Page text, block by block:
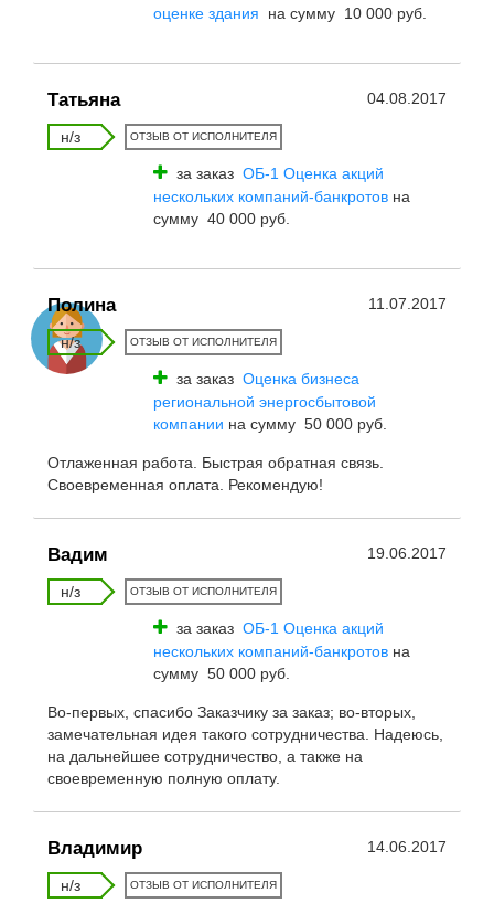
оценке здания
на сумму 10 000 руб.
Татьяна 04.08.2017
н/з ОТЗЫВ ОТ ИСПОЛНИТЕЛЯ
за заказ ОБ-1 Оценка акций
нескольких компаний-банкротов на
сумму 40 000 руб.
Полина 11.07.2017
н/з ОТЗЫВ ОТ ИСПОЛНИТЕЛЯ
за заказ Оценка бизнеса
региональной энергосбытовой
компании на сумму 50 000 руб.
Отлаженная работа. Быстрая обратная связь.
Своевременная оплата. Рекомендую!
Вадим 19.06.2017
н/з ОТЗЫВ ОТ ИСПОЛНИТЕЛЯ
за заказ ОБ-1 Оценка акций
нескольких компаний-банкротов на
сумму 50 000 руб.
Во-первых, спасибо Заказчику за заказ; во-вторых,
замечательная идея такого сотрудничества. Надеюсь,
на дальнейшее сотрудничество, а также на
своевременную полную оплату.
Владимир 14.06.2017
н/з ОТЗЫВ ОТ ИСПОЛНИТЕЛЯ